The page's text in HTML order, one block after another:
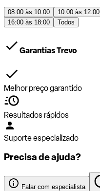
08:00 às 10:00 10:00 às 12:00
16:00 às 18:00
Todos
Garantias Trevo
Melhor preço garantido
Resultados rápidos
Suporte especializado
Precisa de ajuda?
Falar com especialista